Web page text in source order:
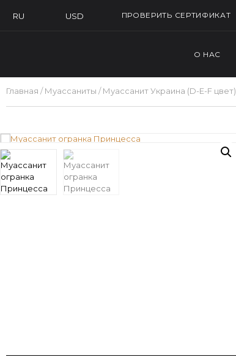
RU USD ПРОВЕРИТЬ СЕРТИФИКАТ
О НАС
Главная /Муассаниты /Муассанит Украина (D-E-F цвет)